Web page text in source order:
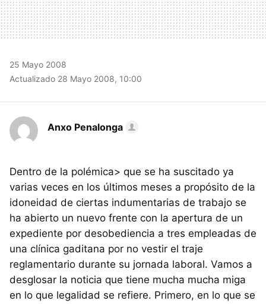
25 Mayo 2008
Actualizado 28 Mayo 2008, 10:00
Anxo Penalonga
Dentro de la polémica> que se ha suscitado ya
varias veces en los últimos meses a propósito de la
idoneidad de ciertas indumentarias de trabajo se
ha abierto un nuevo frente con la apertura de un
expediente por desobediencia a tres empleadas de
una clínica gaditana por no vestir el traje
reglamentario durante su jornada laboral. Vamos a
desglosar la noticia que tiene mucha mucha miga
en lo que legalidad se refiere. Primero, en lo que se